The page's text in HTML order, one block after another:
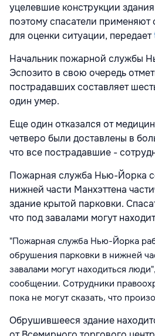
уцелевшие конструкции
поэтому спасатели применяют
для оценки ситуации, передает
Начальник пожарной службы
Эспозито в свою очередь
пострадавших составляет
один умер.
Еще один отказался от
четверо были доставлены в
что все пострадавшие -
Пожарная служба Нью-Йорка
нижней части Манхэттена
здание крытой парковки.
что под завалами могут
"Пожарная служба Нью-Йорка
обрушения парковки в нижней
завалами могут находиться
сообщении. Сотрудники
пока не могут сказать, что
Обрушившееся здание